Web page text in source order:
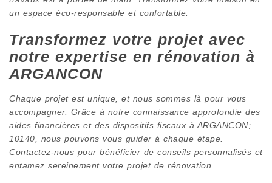
un espace éco-responsable et confortable.
Transformez votre projet avec
notre expertise en rénovation à
ARGANCON
Chaque projet est unique, et nous sommes là pour vous
accompagner. Grâce à notre connaissance approfondie des
aides financières et des dispositifs fiscaux à ARGANCON;
10140, nous pouvons vous guider à chaque étape.
Contactez-nous pour bénéficier de conseils personnalisés et
entamez sereinement votre projet de rénovation.